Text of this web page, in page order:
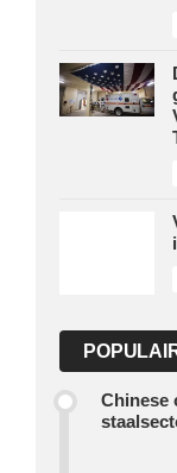
Chinese